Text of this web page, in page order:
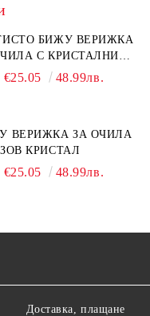
БИЖУ ВЕРИЖКА
С КРИСТАЛНИ
И ПЕРЛИ
€25.05 48.99лв.
ВЕРИЖКА ЗА ОЧИЛА
КРИСТАЛ
€25.05 48.99лв.
Доставка, плащане